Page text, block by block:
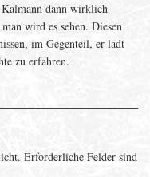
Kalmann dann wirklich
wird es sehen. Diesen
im Gegenteil, er lädt
zu erfahren.
Erforderliche Felder sind